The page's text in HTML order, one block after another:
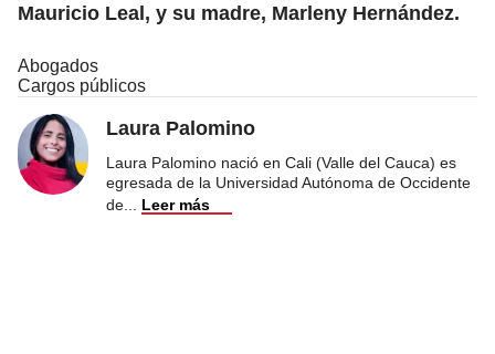
Mauricio Leal, y su madre, Marleny Hernández.
Abogados
Cargos públicos
Laura Palomino
Laura Palomino nació en Cali (Valle del Cauca) es
egresada de la Universidad Autónoma de Occidente
de
Leer más